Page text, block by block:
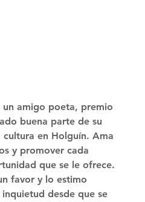
amigo poeta, premio
buena parte de su
en Holguín. Ama
y promover cada
que se le ofrece.
favor y lo estimo
desde que se